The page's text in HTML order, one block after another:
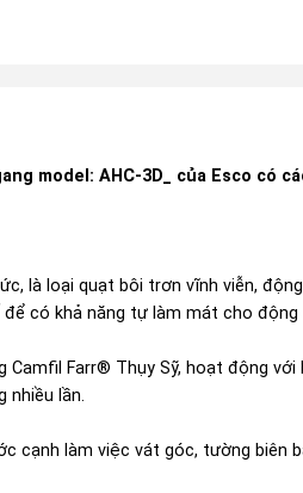
model: AHC-3D_ của Esco có
là loại quạt bôi trơn vĩnh viễn,
có khả năng tự làm mát cho
Camfil Farr® Thụy Sỹ, hoạt động
nhiều lần.
cạnh làm việc vát góc, tường biên